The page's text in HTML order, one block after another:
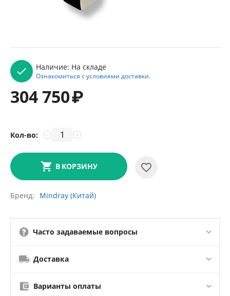
Наличие: На складе
Ознакомиться с условиями доставки.
304 750₽
Кол-во: +
−
В КОРЗИНУ
Бренд Mindray (Китай)
Часто задаваемые вопросы
Доставка
Варианты оплаты